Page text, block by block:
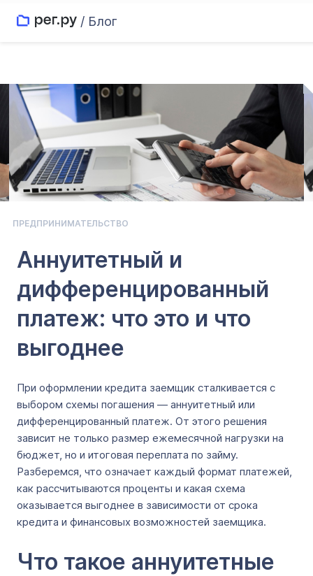
/ Блог
ПРЕДПРИНИМАТЕЛЬСТВО
Аннуитетный и
дифференцированный
платеж: что это и что
выгоднее
При оформлении кредита заемщик сталкивается с
выбором схемы погашения — аннуитетный или
дифференцированный платеж. От этого решения
зависит не только размер ежемесячной нагрузки на
бюджет, но и итоговая переплата по займу.
Разберемся, что означает каждый формат платежей,
как рассчитываются проценты и какая схема
оказывается выгоднее в зависимости от срока
кредита и финансовых возможностей заемщика.
Что такое аннуитетные